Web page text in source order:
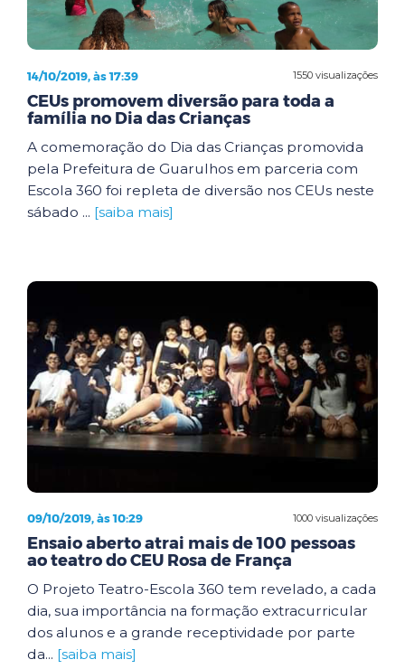
1550 visualizações
14/10/2019, às 17:39
CEUs promovem diversão para toda a
família no Dia das Crianças
A comemoração do Dia das Crianças promovida
pela Prefeitura de Guarulhos em parceria com
Escola 360 foi repleta de diversão nos CEUs neste
sábado ... [saiba mais]
1000 visualizações
09/10/2019, às 10:29
Ensaio aberto atrai mais de 100 pessoas
ao teatro do CEU Rosa de França
O Projeto Teatro-Escola 360 tem revelado, a cada
dia, sua importância na formação extracurricular
dos alunos e a grande receptividade por parte
da... [saiba mais]